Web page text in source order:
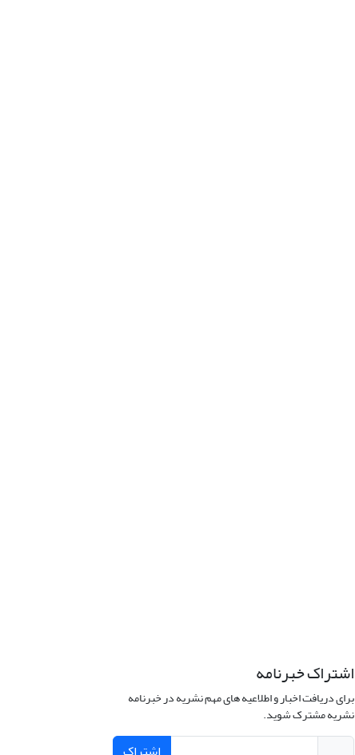
اشتراک خبرنامه
برای دریافت اخبار و اطلاعیه های مهم نشریه در خبرنامه
نشریه مشترک شوید.